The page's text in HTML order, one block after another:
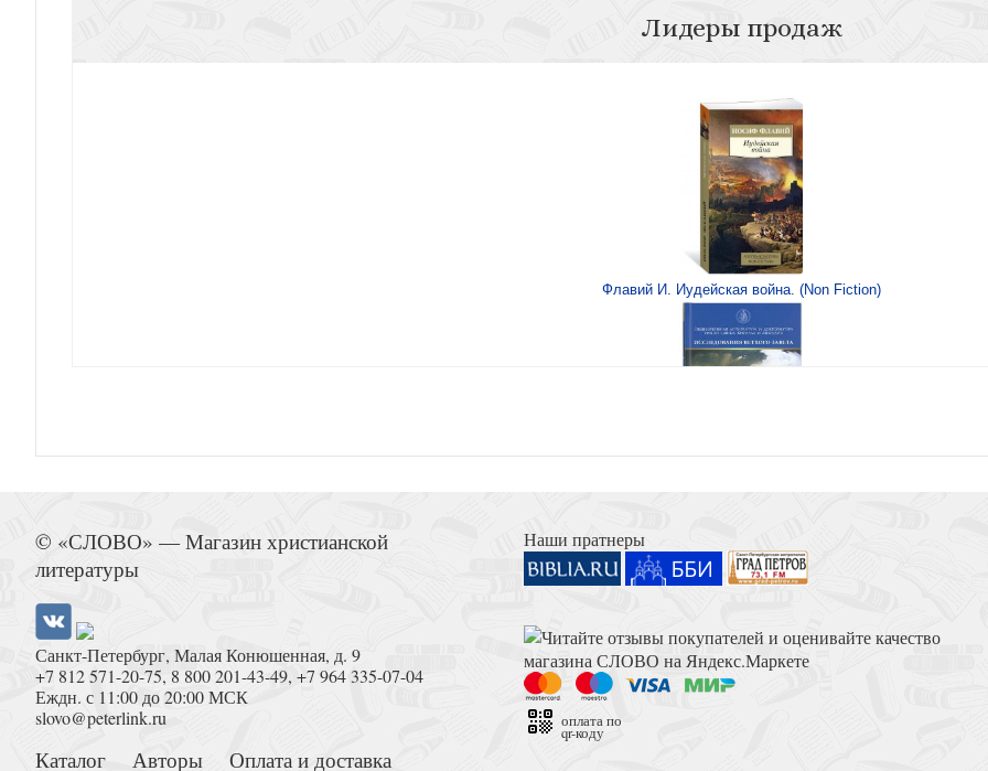
Слава Богу за то, что я взрослею!
Лидеры продаж
Флавий И. Иудейская война. (Non Fiction)
Книга Иисуса Навина
Достоевский Ф.М. Сила и правда России (2024)
© «СЛОВО» — Магазин христианской
литературы
Санкт-Петербург, Малая Конюшенная, д. 9
+7 812 571-20-75, 8 800 201-43-49, +7 964 335-07-04
Еждн. с 11:00 до 20:00 МСК
slovo@peterlink.ru
Каталог Авторы Оплата и доставка
Наши пратнеры
оплата по
qr-коду